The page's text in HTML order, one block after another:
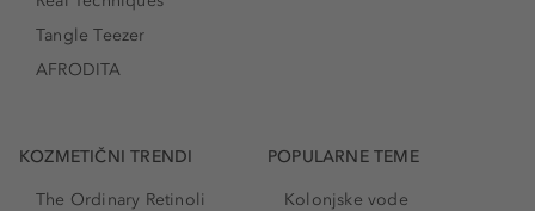
Tangle Teezer
AFRODITA
KOZMETIČNI TRENDI
The Ordinary Retinoli
POPULARNE TEME
Kolonjske vode